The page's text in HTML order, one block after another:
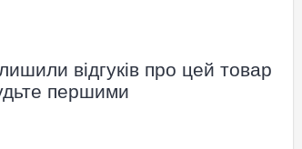
відгуків про цей товар
першими